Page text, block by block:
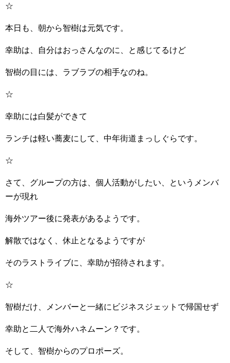
☆
本日も、朝から智樹は元気です。
幸助は、自分はおっさんなのに、と感じてるけど
智樹の目には、ラブラブの相手なのね。
☆
幸助には白髪ができて
ランチは軽い蕎麦にして、中年街道まっしぐらです。
☆
さて、グループの方は、個人活動がしたい、というメンバ
ーが現れ
海外ツアー後に発表があるようです。
解散ではなく、休止となるようですが
そのラストライブに、幸助が招待されます。
☆
智樹だけ、メンバーと一緒にビジネスジェットで帰国せず
幸助と二人で海外ハネムーン？です。
そして、智樹からのプロポーズ。